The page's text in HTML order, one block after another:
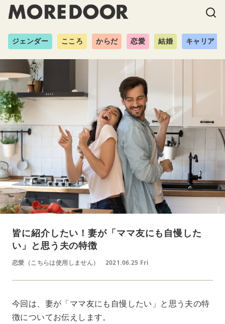
ジェンダー こころ からだ 恋愛 結婚 キャリア
皆に紹介したい！妻が「ママ友にも自慢した
い」と思う夫の特徴
恋愛（こちらは使用しません） 2021.06.25 Fri
今回は、妻が「ママ友にも自慢したい」と思う夫の特
徴についてお伝えします。